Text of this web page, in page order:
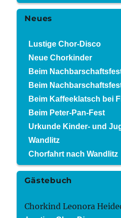
Neues
Lustige Chor-Disco
Neue Chorkinder
Beim
Beim
Beim Kaffeeklatsch bei
Beim Peter-Pan-Fest
Urkunde Kinder- und
Wandlitz
Chorfahrt nach Wandlitz
Gästebuch
Chorkind Leonora